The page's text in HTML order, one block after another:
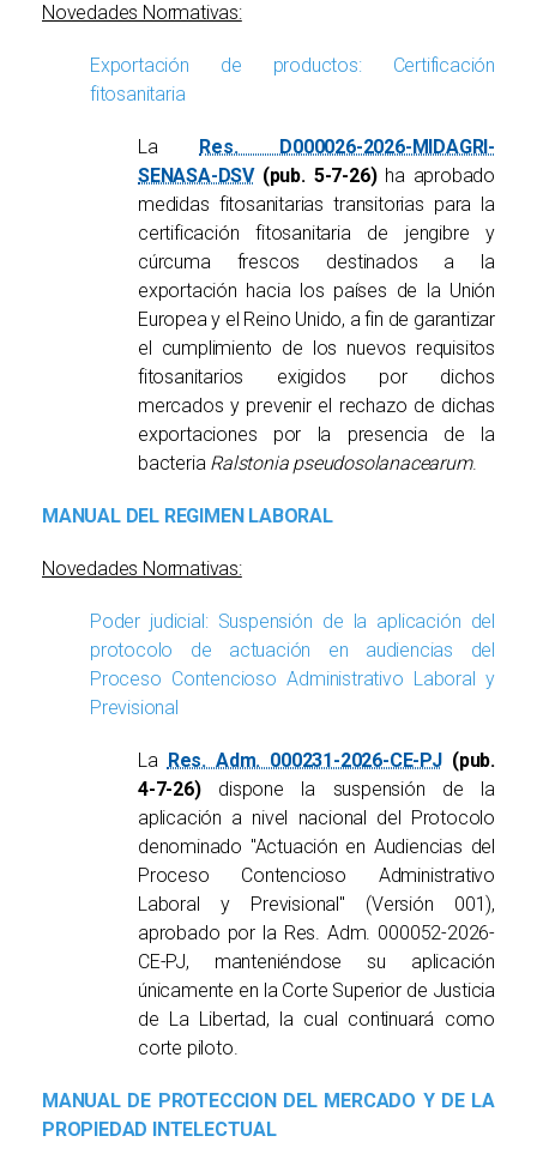
Novedades Normativas:
Exportación de productos: Certificación
fitosanitaria
La Res. D000026-2026-MIDAGRI-
SENASA-DSV(pub. 5-7-26)ha aprobado
medidas fitosanitarias transitorias para la
certificación fitosanitaria de jengibre y
cúrcuma frescos destinados a la
exportación hacia los países de la Unión
Europea y el Reino Unido, a fin de garantizar
el cumplimiento de los nuevos requisitos
fitosanitarios exigidos por dichos
mercados y prevenir el rechazo de dichas
exportaciones por la presencia de la
bacteria Ralstonia pseudosolanacearum.
MANUAL DEL REGIMEN LABORAL
Novedades Normativas:
Poder judicial: Suspensión de la aplicación del
protocolo de actuación en audiencias del
Proceso Contencioso Administrativo Laboral y
Previsional
La Res. Adm. 000231-2026-CE-PJ(pub.
4-7-26)dispone la suspensión de la
aplicación a nivel nacional del Protocolo
denominado "Actuación en Audiencias del
Proceso Contencioso Administrativo
Laboral y Previsional" (Versión 001),
aprobado por la Res. Adm. 000052-2026-
CE-PJ, manteniéndose su aplicación
únicamente en la Corte Superior de Justicia
de La Libertad, la cual continuará como
corte piloto.
MANUAL DE PROTECCION DEL MERCADO Y DE LA
PROPIEDAD INTELECTUAL